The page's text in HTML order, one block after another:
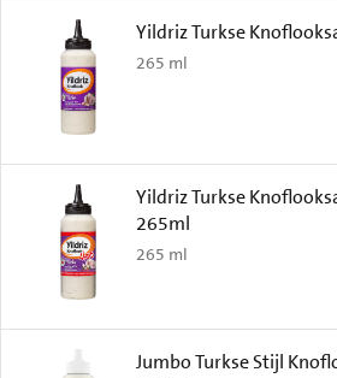
265 ml
Yildriz Turkse
265ml
265 ml
Jumbo Turkse Stijl